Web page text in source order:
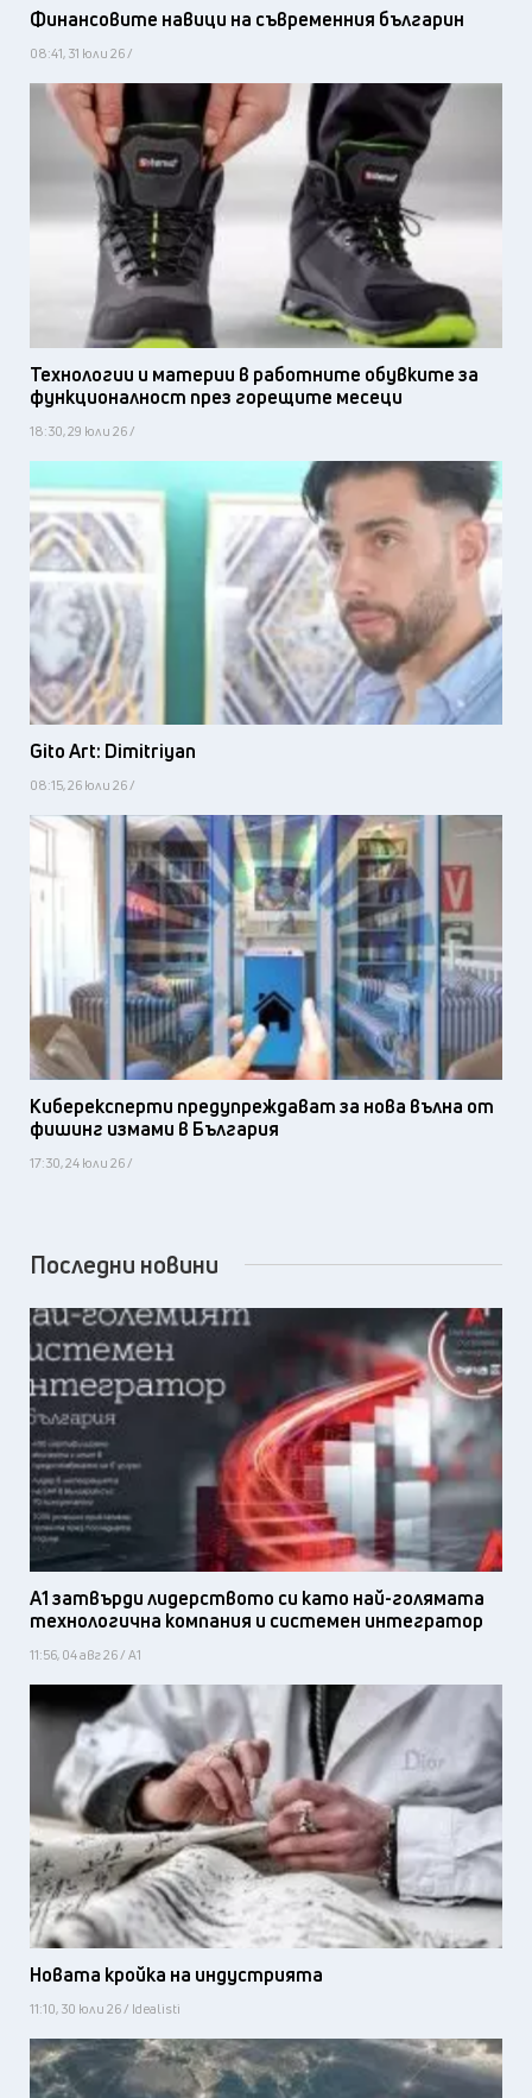
Финансовите навици на съвременния българин
08:41, 31 юли 26 /
Технологии и материи в работните обувките за
функционалност през горещите месеци
18:30, 29 юли 26 /
Gito Art: Dimitriyan
08:15, 26 юли 26 /
Киберексперти предупреждават за нова вълна от
фишинг измами в България
17:30, 24 юли 26 /
Последни новини
А1 затвърди лидерството си като най-голямата
технологична компания и системен интегратор
11:56, 04 авг 26 / А1
Новата кройка на индустрията
11:10, 30 юли 26 / Idealisti